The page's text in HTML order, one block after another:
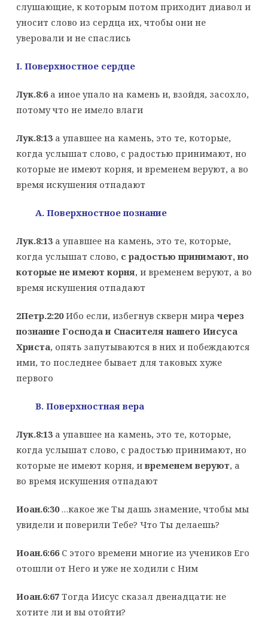
слушающие, к которым потом приходит диавол и
уносит слово из сердца их, чтобы они не
уверовали и не спаслись
I. Поверхностное сердце
Лук.8:6а иное упало на камень и, взойдя, засохло,
потому что не имело влаги
Лук.8:13а упавшее на камень, это те, которые,
когда услышат слово, с радостью принимают, но
которые не имеют корня, и временем веруют, а во
время искушения отпадают
A. Поверхностное познание
Лук.8:13а упавшее на камень, это те, которые,
когда услышат слово, с радостью принимают, но
которые не имеют корня, и временем веруют, а во
время искушения отпадают
2Петр.2:20Ибо если, избегнув скверн мира через
познание Господа и Спасителя нашего Иисуса
Христа, опять запутываются в них и побеждаются
ими, то последнее бывает для таковых хуже
первого
B. Поверхностная вера
Лук.8:13а упавшее на камень, это те, которые,
когда услышат слово, с радостью принимают, но
которые не имеют корня, ивременем веруют, а
во время искушения отпадают
Иоан.6:30…какое же Ты дашь знамение, чтобы мы
увидели и поверили Тебе? Что Ты делаешь?
Иоан.6:66 С этого времени многие из учеников Его
отошли от Него и уже не ходили с Ним
Иоан.6:67 Тогда Иисус сказал двенадцати: не
хотите ли и вы отойти?